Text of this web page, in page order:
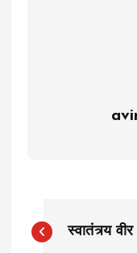
P
स्वातंत्र्य वीर